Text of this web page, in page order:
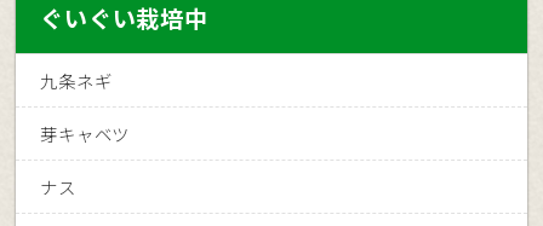
ぐいぐい栽培中
九条ネギ
芽キャベツ
ナス